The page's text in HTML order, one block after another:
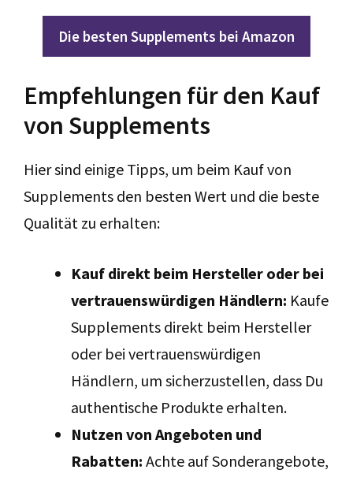
Die besten Supplements bei Amazon
Empfehlungen für den Kauf
von Supplements
Hier sind einige Tipps, um beim Kauf von
Supplements den besten Wert und die beste
Qualität zu erhalten:
Kauf direkt beim Hersteller oder bei
vertrauenswürdigen Händlern: Kaufe
Supplements direkt beim Hersteller
oder bei vertrauenswürdigen
Händlern, um sicherzustellen, dass Du
authentische Produkte erhalten.
Nutzen von Angeboten und
Rabatten: Achte auf Sonderangebote,